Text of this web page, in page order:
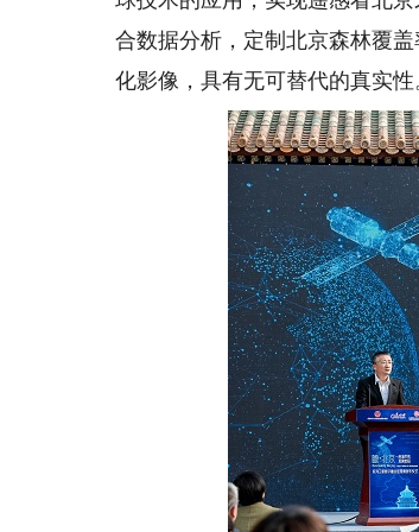
合数据分析，定制北京森林覆
化影像，具有无可替代的真实性